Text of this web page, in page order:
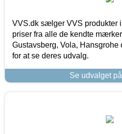
VVS.dk sælger VVS produkter
priser fra alle de kendte
Gustavsberg, Vola, Hansgrohe
for at se deres udvalg.
Se udvalget